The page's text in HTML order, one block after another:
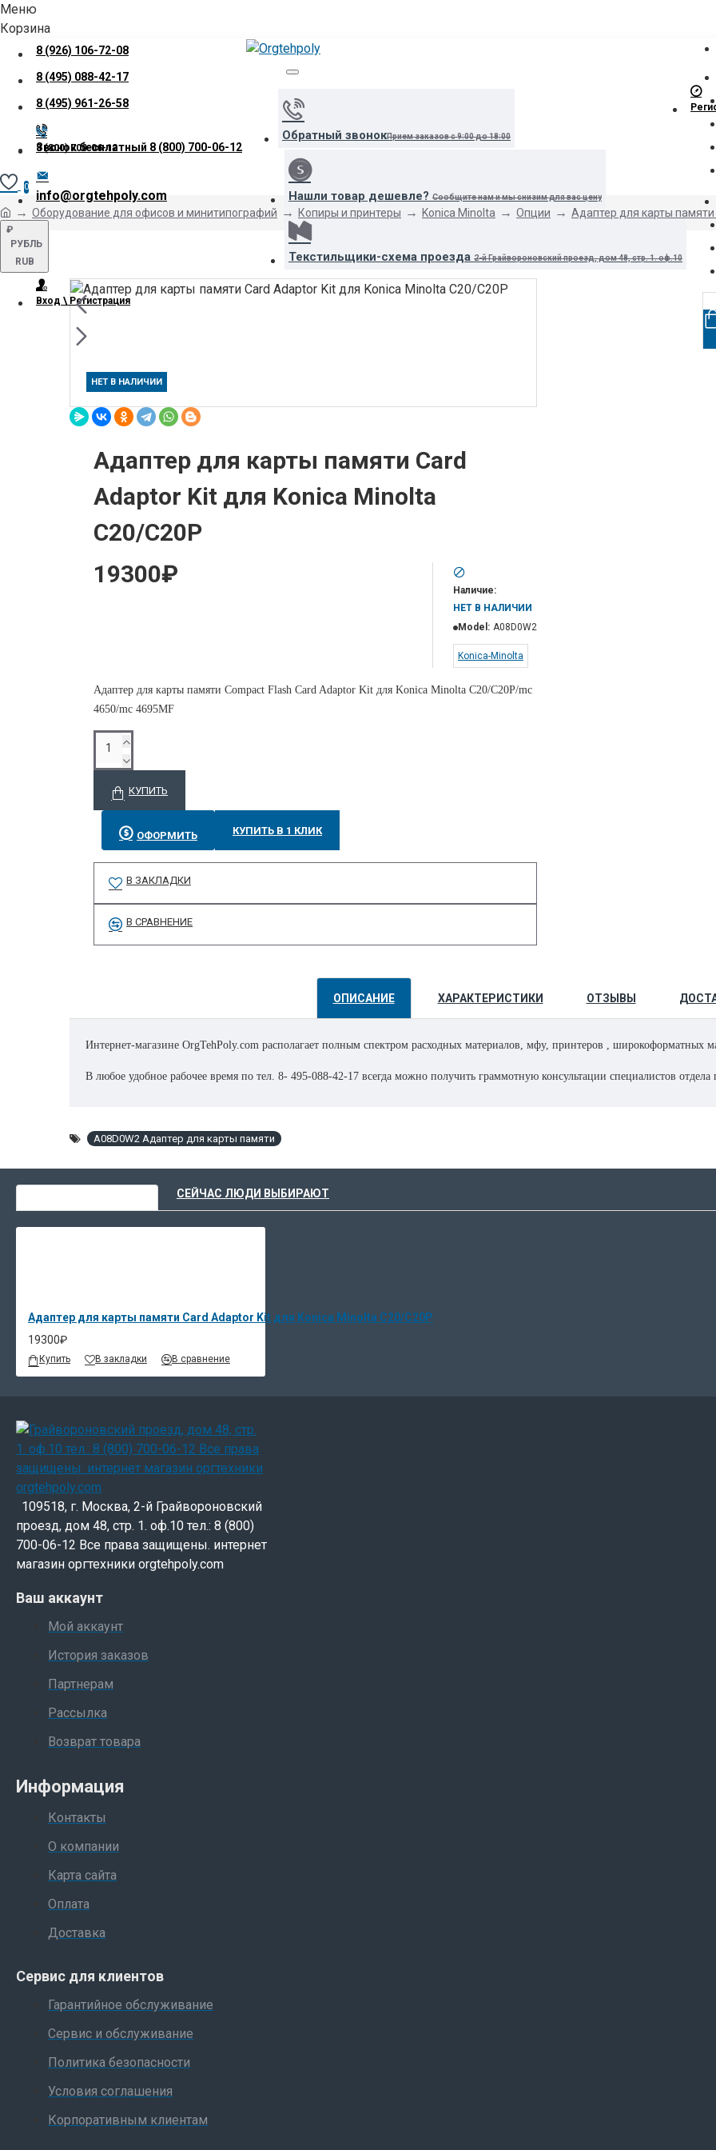
Меню
Корзина
8 (926) 106-72-08
8 (495) 088-42-17
8 (495) 961-26-58
Звонок бесплатный 8 (800) 700-06-12
info@orgtehpoly.com
₽
РУБЛЬ
RUB
Вход \ Регистрация
Обратный звонокПрием заказов с 9:00 до 18:00
Нашли товар дешевле? Сообщите нам и мы снизим для вас цену
Текстильщики-схема проезда 2-й Грайвороновский проезд, дом 48, стр. 1. оф.10
8 (800) 700-06-12
0
Оборудование для офисов и минитипографий Копиры и принтеры Konica Minolta Опции Адаптер для карты
НЕТ В НАЛИЧИИ
Адаптер для карты памяти Card
Adaptor Kit для Konica Minolta
C20/C20P
19300₽
Наличие:
НЕТ В НАЛИЧИИ
Model: A08D0W2
Konica-Minolta
Адаптер для карты памяти Compact Flash Card Adaptor Kit для Konica Minolta C20/C20P/mc
4650/mc 4695MF
КУПИТЬ
ОФОРМИТЬ КУПИТЬ В 1 КЛИК
В ЗАКЛАДКИ
В СРАВНЕНИЕ
ОПИСАНИЕ ХАРАКТЕРИСТИКИ ОТЗЫВЫ
Интернет-магазине OrgTehPoly.com располагает полным спектром расходных материалов, мфу, принтеров , широкоформатных
В любое удобное рабочее время по тел. 8- 495-088-42-17 всегда можно получить граммотную консультации специалистов
A08D0W2 Адаптер для карты памяти
СЕЙЧАС ЛЮДИ ВЫБИРАЮТ
Адаптер для карты памяти Card Adaptor Kit для Konica Minolta C20/C20P
19300₽
Купить В закладки В сравнение
109518, г. Москва, 2-й Грайвороновский
проезд, дом 48, стр. 1. оф.10 тел.: 8 (800)
700-06-12 Все права защищены. интернет
магазин оргтехники orgtehpoly.com
Ваш аккаунт
Мой аккаунт
История заказов
Партнерам
Рассылка
Возврат товара
Информация
Контакты
О компании
Карта сайта
Оплата
Доставка
Сервис для клиентов
Гарантийное обслуживание
Сервис и обслуживание
Политика безопасности
Условия соглашения
Корпоративным клиентам